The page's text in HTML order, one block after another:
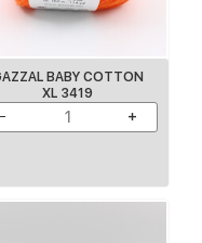
BABY COTTON
XL 3419